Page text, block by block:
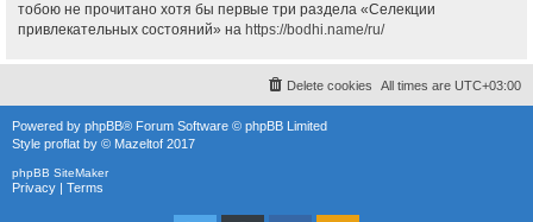
тобою не прочитано хотя бы первые три раздела «Селекции
привлекательных состояний» на https://bodhi.name/ru/
All times are UTC+03:00
Delete cookies
Powered by phpBB® Forum Software © phpBB Limited
Style proflat by © Mazeltof 2017
phpBB SiteMaker
Privacy | Terms